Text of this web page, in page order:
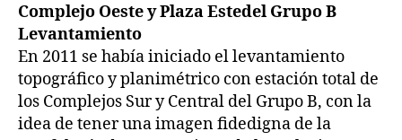
Complejo Oeste y Plaza Estedel Grupo B
Levantamiento
En 2011 se había iniciado el levantamiento
topográfico y planimétrico con estación total de
los Complejos Sur y Central del Grupo B, con la
idea de tener una imagen fidedigna de la